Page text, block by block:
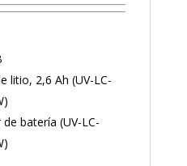
litio, 2,6 Ah (UV-LC-
batería (UV-LC-